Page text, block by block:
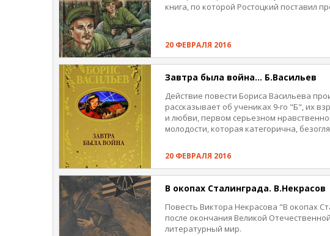
книга, по которой Ростоцкий поставил
20 ФЕВРАЛЯ 2016
Завтра была война... Б.Васильев
Действие повести Бориса Васильева
рассказывает об учениках 9-го "Б", их
и любви, первом серьезном
молодости, которая категорична,
20 ФЕВРАЛЯ 2016
В окопах Сталинграда. В.Некрасов
Повесть Виктора Некрасова "В окопах
после окончания Великой
литературный мир.